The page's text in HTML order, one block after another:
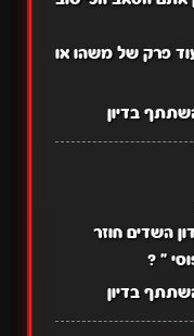
פרק של משהו או
בדיון
השדים חוזר
" ?
בדיון